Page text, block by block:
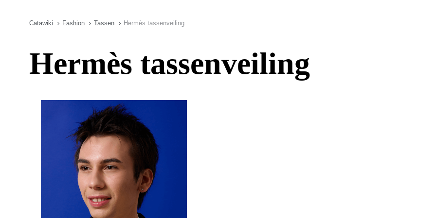
Catawiki Fashion Tassen Hermès tassenveiling
Hermès tassenveiling